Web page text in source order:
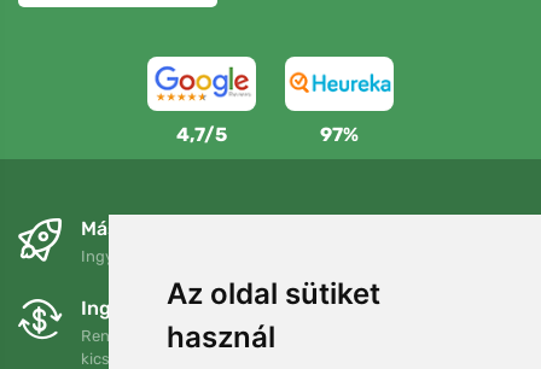
Az oldal sütiket
használ
4,7/5 97%
Másnapra és ingyenesen
Ingyenes szállítás a következő összeg felett: 80 EUR
Ingyenes csere és visszaküldés
Rendelését 90 napon belül bármikor visszaküldheti vagy
kicserélheti.